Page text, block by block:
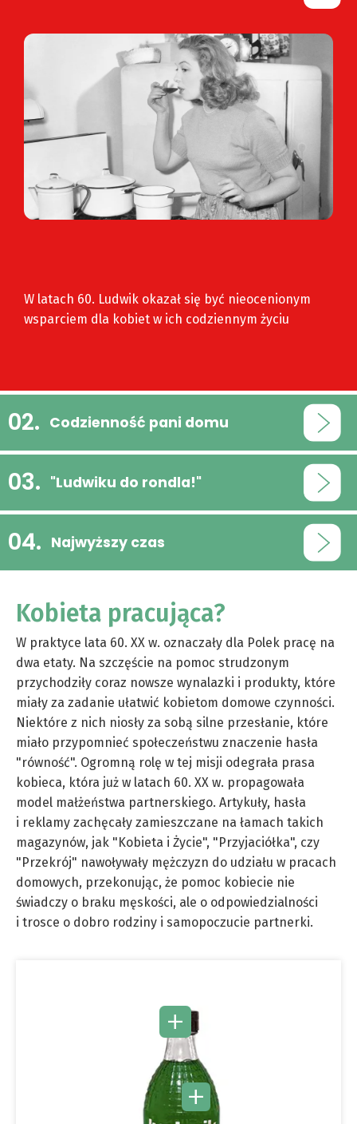
W latach 60. Ludwik okazał się być nieocenionym
wsparciem dla kobiet w ich codziennym życiu
Codzienność pani domu
"Ludwiku do rondla!"
Najwyższy czas
Kobieta pracująca?
W praktyce lata 60. XX w. oznaczały dla Polek pracę na
dwa etaty. Na szczęście na pomoc strudzonym
przychodziły coraz nowsze wynalazki i produkty, które
miały za zadanie ułatwić kobietom domowe czynności.
Niektóre z nich niosły za sobą silne przesłanie, które
miało przypomnieć społeczeństwu znaczenie hasła
"równość". Ogromną rolę w tej misji odegrała prasa
kobieca, która już w latach 60. XX w. propagowała
model małżeństwa partnerskiego. Artykuły, hasła
i reklamy zachęcały zamieszczane na łamach takich
magazynów, jak "Kobieta i Życie", "Przyjaciółka", czy
"Przekrój" nawoływały mężczyzn do udziału w pracach
domowych, przekonując, że pomoc kobiecie nie
świadczy o braku męskości, ale o odpowiedzialności
i trosce o dobro rodziny i samopoczucie partnerki.